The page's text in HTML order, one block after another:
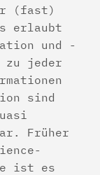
(fast)
erlaubt
und -
zu jeder
sind
Früher
ist es